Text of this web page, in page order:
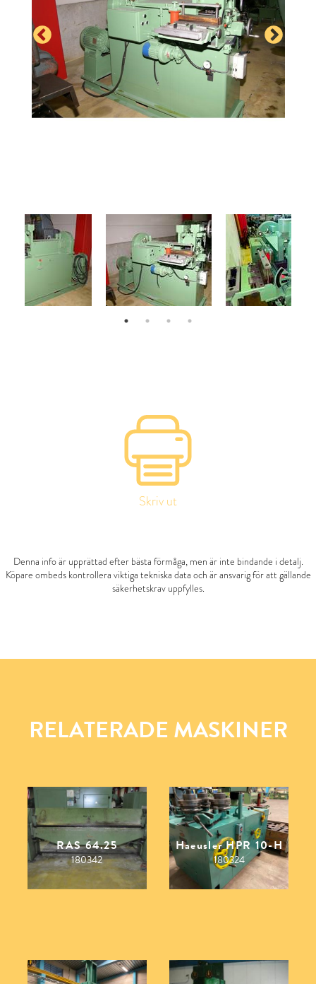
Skriv ut
Denna info är upprättad efter bästa förmåga, men är inte bindande i detalj.
Köpare ombeds kontrollera viktiga tekniska data och är ansvarig för att gällande
säkerhetskrav uppfylles.
RELATERADE MASKINER
RAS 64.25
180342
Haeusler HPR 10-H
180324